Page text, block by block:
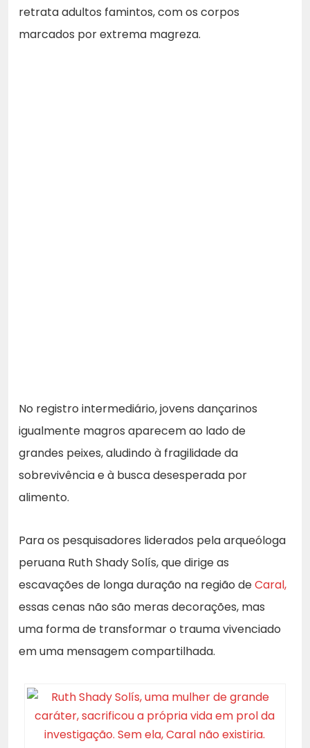
retrata adultos famintos, com os corpos
marcados por extrema magreza.
No registro intermediário, jovens dançarinos
igualmente magros aparecem ao lado de
grandes peixes, aludindo à fragilidade da
sobrevivência e à busca desesperada por
alimento.
Para os pesquisadores liderados pela arqueóloga
peruana Ruth Shady Solís, que dirige as
escavações de longa duração na região deCaral,
essas cenas não são meras decorações, mas
uma forma de transformar o trauma vivenciado
em uma mensagem compartilhada.